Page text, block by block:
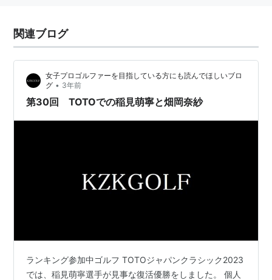
関連ブログ
女子プロゴルファーを目指している方にも読んでほしいブロ
グ • 3年前
第30回 TOTOでの稲見萌寧と畑岡奈紗
ランキング参加中ゴルフ TOTOジャパンクラシック2023
では、稲見萌寧選手が見事な復活優勝をしました。 個人